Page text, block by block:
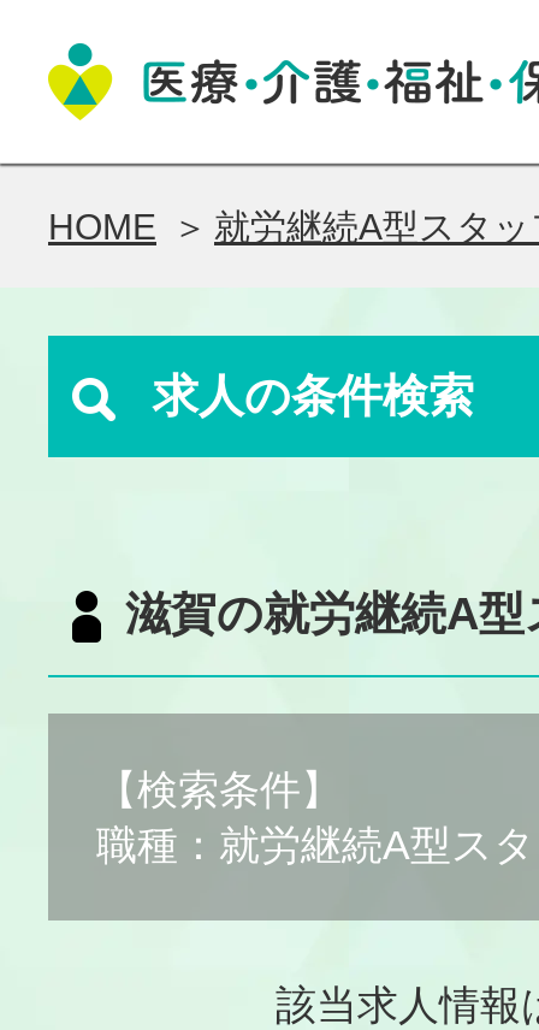
HOME 就労継続A型スタ
求人の条件検索
滋賀の就労継続A
【検索条件】
職種：就労継続A型ス
該当求人情